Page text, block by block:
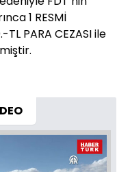
1 RESMİ
TL PARA CEZASI ile